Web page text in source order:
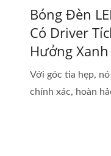
Bóng Đèn
Có Driver
Hưởng
Với góc tia hẹp,
chính xác, hoàn